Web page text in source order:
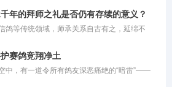
年的拜师之礼是否仍有存续的意义？
鸽等传统领域，师承关系自古有之，延绵不
传承图谱。然而，置身于瞬息万变的短视频时
获取变得触手可得，一个引人深思的问题浮出
要拜师吗？
赛鸽竞翔净土
中，有一道令所有鸽友深恶痛绝的“暗雷”——